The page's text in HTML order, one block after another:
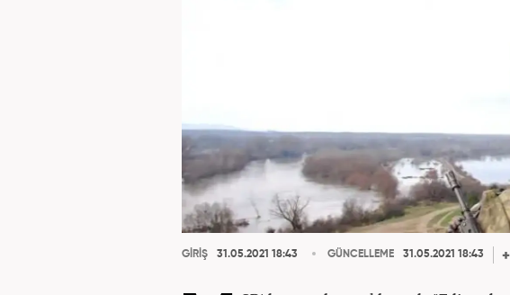
GİRİŞ 31.05.2021 18:43 GÜNCELLEME 31.05.2021 18:43